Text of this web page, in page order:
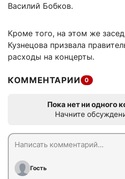
Василий Бобков.
Кроме того, на этом же
Кузнецова призвала
расходы на концерты.
КОММЕНТАРИИ 0
Пока нет ни одного
Начните
Гость